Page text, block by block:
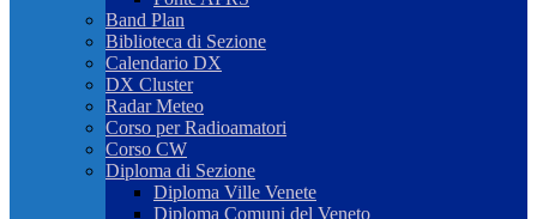
Band Plan
Biblioteca di Sezione
Calendario DX
DX Cluster
Radar Meteo
Corso per Radioamatori
Corso CW
Diploma di Sezione
Diploma Ville Venete
Diploma Comuni del Veneto